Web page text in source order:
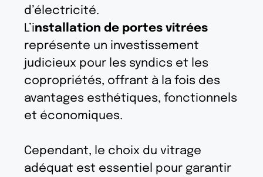
d’électricité.
L’installation de portes vitrées
représente un investissement
judicieux pour les syndics et les
copropriétés, offrant à la fois des
avantages esthétiques, fonctionnels
et économiques.
Cependant, le choix du vitrage
adéquat est essentiel pour garantir